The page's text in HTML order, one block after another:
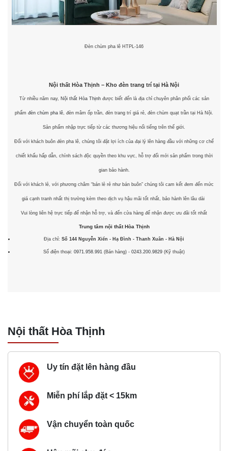
Đèn chùm pha lê HTPL-146
Nội thất Hòa Thịnh – Kho đèn trang trí tại Hà Nội
Từ nhiều năm nay, Nội thất Hòa Thịnhđược biết đến là địa chỉ chuyên phân phối các sản
phẩm đèn chùm pha lê , đèn mâm ốp trần, đèn trang trí giá rẻ, đèn chùm quạt trần tại Hà Nội.
Sản phẩm nhập trực tiếp từ các thương hiệu nổi tiếng trên thế giới.
Đối với khách buôn đèn pha lê, chúng tôi đặt lợi ích của đại lý lên hàng đầu với những cơ chế
chiết khấu hấp dẫn, chính sách độc quyền theo khu vực, hỗ trợ đổi mới sản phẩm trong thời
gian bảo hành.
Đối với khách lẻ, với phương châm “bán lẻ rẻ như bán buôn” chúng tôi cam kết đem đến mức
giá cạnh tranh nhất thị trường kèm theo dịch vụ hậu mãi tốt nhất, bảo hành lên lâu dài
Vui lòng liên hệ trực tiếp để nhận hỗ trợ, và đến cửa hàng để nhận được ưu đãi tốt nhất
Trung tâm nội thấtHòa Thịnh
Địa chỉ: Số 144 Nguyễn Xiển - Hạ Đình - Thanh Xuân - Hà Nội
Số điện thoại: 0971.958.991 (Bán hàng) - 0243.200.9829 (Kỹ thuật)
Nội thất Hòa Thịnh
Uy tín đặt lên hàng đầu
Miễn phí lắp đặt < 15km
Vận chuyển toàn quốc